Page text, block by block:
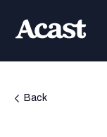
Back